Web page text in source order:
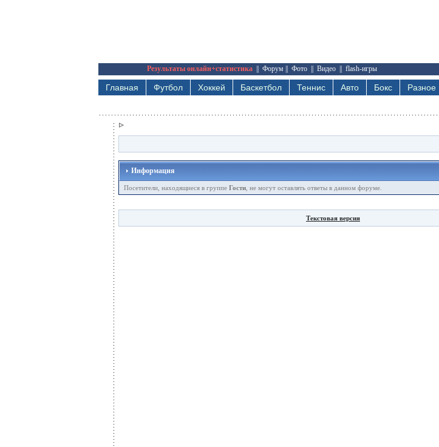
Результаты онлайн+статистика Форум Фото Видео flash-игры
Главная Футбол Хоккей Баскетбол Теннис Авто Бокс Разное
Информация
Посетители, находящиеся в группе Гости , не могут оставлять ответы в данном форуме.
Текстовая версия